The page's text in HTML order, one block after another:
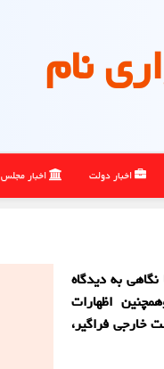
نام
اخبار دولت اخبار مجلس
به دیدگاه
اظهارات
خارجی فراگیر،